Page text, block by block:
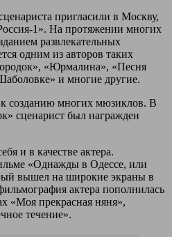
пригласили в Москву,
1». На протяжении многих
развлекательных
одним из авторов таких
«Юрмалина», «Песня
и многие другие.
созданию многих мюзиклов. В
сценарист был награжден
и в качестве актера.
«Однажды в Одессе, или
вышел на широкие экраны в
актера пополнилась
«Моя прекрасная няня»,
течение».